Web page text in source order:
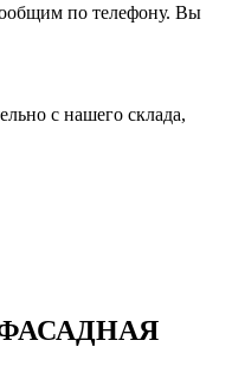
по телефону. Вы
с нашего склада,
ФАСАДНАЯ